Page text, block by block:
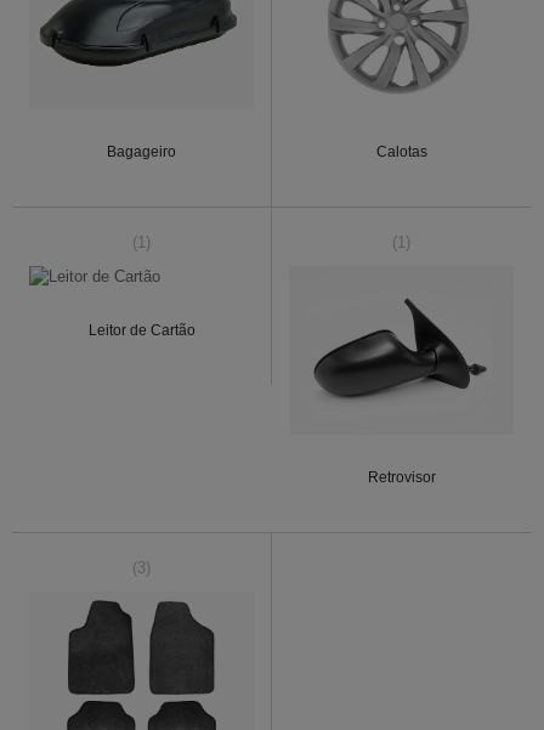
Bagageiro Calotas
(1)
Leitor de Cartão
(1)
Retrovisor
(3)